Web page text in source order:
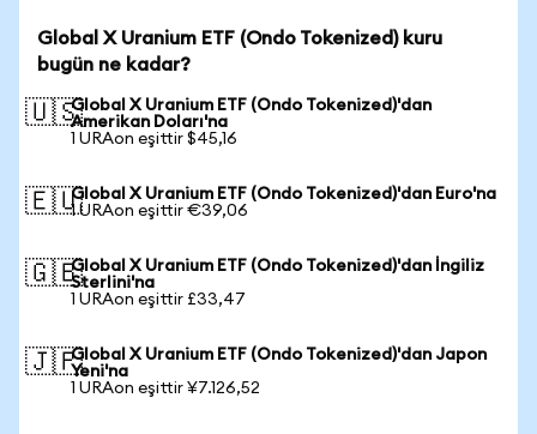
Global X Uranium ETF (Ondo Tokenized) kuru
bugün ne kadar?
🇺🇸Global X Uranium ETF (Ondo Tokenized)'dan
Amerikan Doları'na
1 URAon eşittir $45,16
🇪🇺Global X Uranium ETF (Ondo Tokenized)'dan Euro'na
1 URAon eşittir €39,06
🇬🇧Global X Uranium ETF (Ondo Tokenized)'dan İngiliz
Sterlini'na
1 URAon eşittir £33,47
🇯🇵Global X Uranium ETF (Ondo Tokenized)'dan Japon
Yeni'na
1 URAon eşittir ¥7.126,52